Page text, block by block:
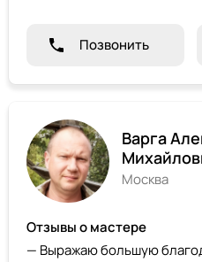
Позвонить
Варга
Москва
Отзывы о мастере
— Выражаю большую